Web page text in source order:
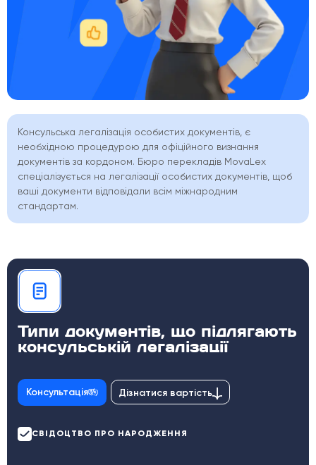
Консульська легалізація особистих документів, є
необхідною процедурою для офіційного визнання
документів за кордоном. Бюро перекладів MovaLex
спеціалізується на легалізації особистих документів, щоб
ваші документи відповідали всім міжнародним
стандартам.
Типи документів, що підлягають
консульській легалізації
Консультація Дізнатися вартість
СВІДОЦТВО ПРО НАРОДЖЕННЯ